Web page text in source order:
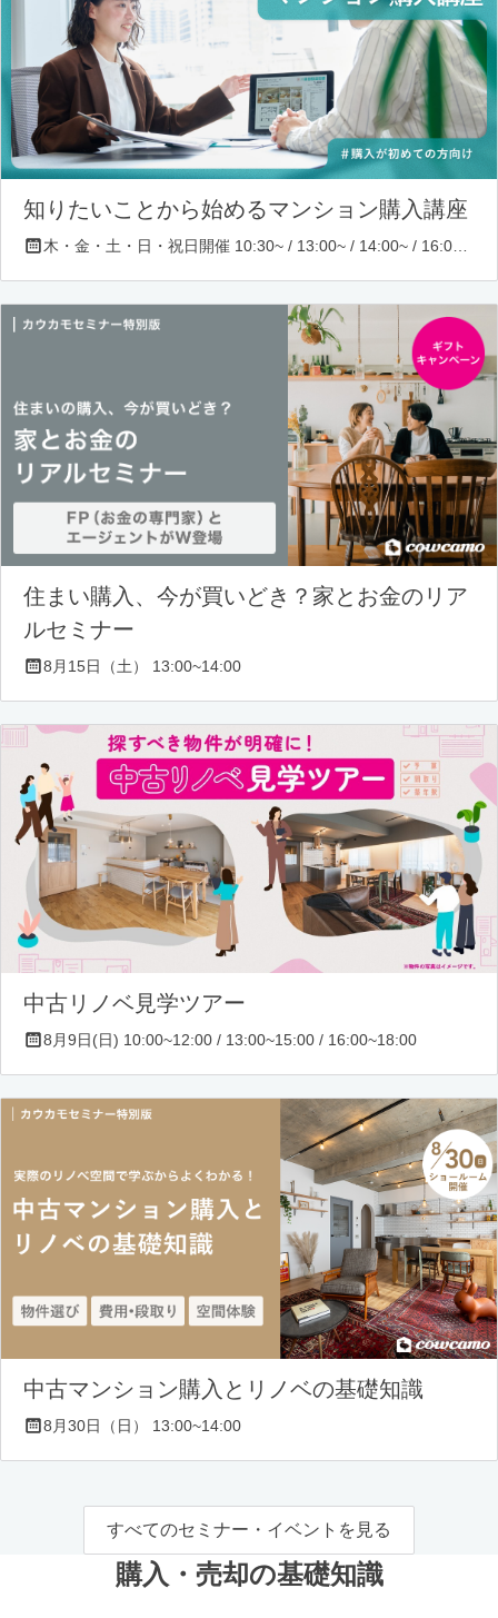
知りたいことから始めるマンション購入講座
住まい購入、今が買いどき？家とお金のリア
ルセミナー
8月15日（土） 13:00~14:00
中古リノベ見学ツアー
8月9日(日) 10:00~12:00 / 13:00~15:00 / 16:00~18:00
中古マンション購入とリノベの基礎知識
8月30日（日） 13:00~14:00
すべてのセミナー・イベントを見る
購入・売却の基礎知識